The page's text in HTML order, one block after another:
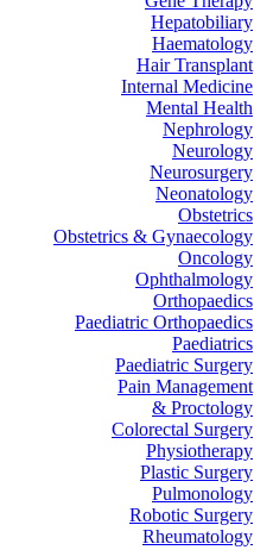
Hepatobiliary
Haematology
Hair Transplant
Internal Medicine
Mental Health
Nephrology
Neurology
Neurosurgery
Neonatology
Obstetrics
Obstetrics & Gynaecology
Oncology
Ophthalmology
Orthopaedics
Paediatric Orthopaedics
Paediatrics
Paediatric Surgery
Pain Management
Proctology &
Colorectal Surgery
Physiotherapy
Plastic Surgery
Pulmonology
Robotic Surgery
Rheumatology